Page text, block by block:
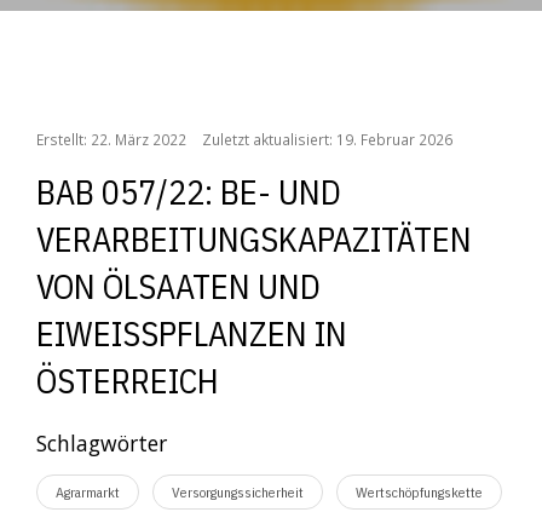
Erstellt: 22. März 2022 Zuletzt aktualisiert: 19. Februar 2026
BAB 057/22: BE- UND
VERARBEITUNGSKAPAZITÄTEN
VON ÖLSAATEN UND
EIWEISSPFLANZEN IN Ö
STERREICH
Schlagwörter
Agrarmarkt Versorgungssicherheit Wertschöpfungskette